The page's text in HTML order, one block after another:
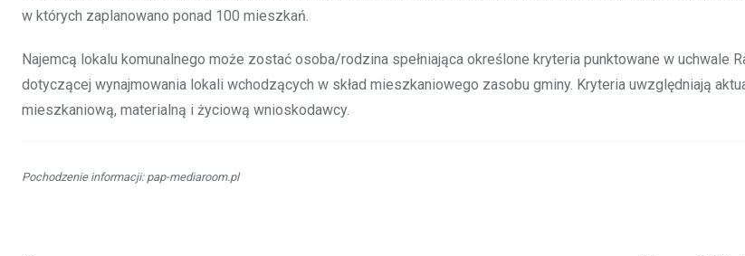
w których zaplanowano ponad 100 mieszkań.
Najemcą lokalu komunalnego może zostać osoba/rodzina spełniająca określone kryteria punktowane w uchwale
dotyczącej wynajmowania lokali wchodzących w skład mieszkaniowego zasobu gminy. Kryteria uwzględniają
mieszkaniową, materialną i życiową wnioskodawcy.
Pochodzenie informacji: pap-mediaroom.pl